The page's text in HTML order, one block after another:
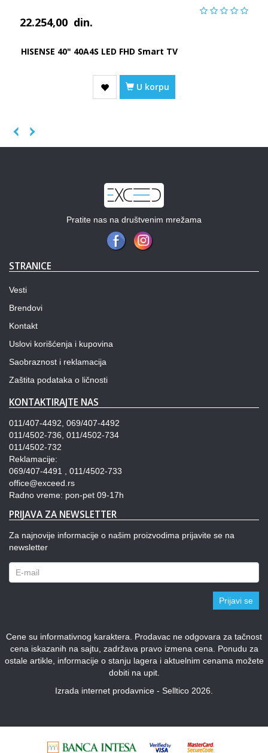
22.254,00 din.
HISENSE 40" 40A4S LED FHD Smart TV
U korpu
Pratite nas na društvenim mrežama
STRANICE
Vesti
Brendovi
Kontakt
Uslovi korišćenja i kupovina
Saobraznost i reklamacija
Zaštita podataka o ličnosti
KONTAKTIRAJTE NAS
011/407-4492, 069/407-4492
011/4502-736, 011/4502-734
011/4502-732
Reklamacije:
069/407-4491 , 011/4502-733
office@exceed.rs
Radno vreme: pon-pet 09-17h
PRIJAVA ZA NEWSLETTER
Za najnovije informacije o našim proizvodima prijavite se na
newsletter
Prijavi se
Cene su informativnog karaktera. Prodavac ne odgovara za tačnost
cena iskazanih na sajtu, zadržava pravo izmena cena. Ponudu za
ostale artikle, informacije o stanju lagera i aktuelnim cenama možete
dobiti na upit.
Izrada internet prodavnice - Selltico 2026.